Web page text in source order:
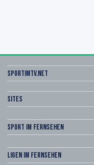
sportimtv.net
Sites
Sport im Fernsehen
Ligen im Fernsehen